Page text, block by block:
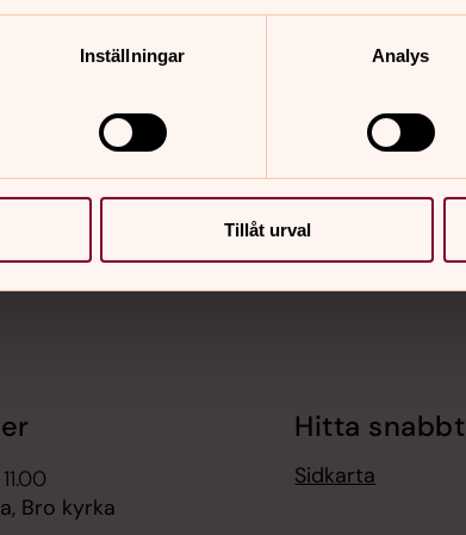
Inställningar Analys
Tillåt urval
Bro kyrka
Hitta snabbt
Sidkarta